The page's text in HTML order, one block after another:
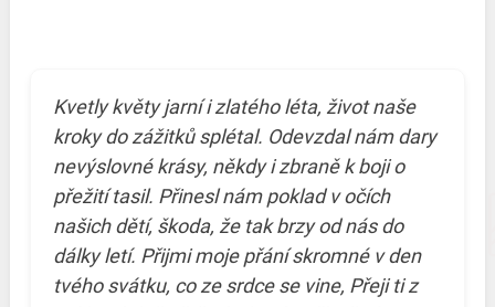
Kvetly květy jarní i zlatého léta, život naše
kroky do zážitků splétal. Odevzdal nám dary
nevýslovné krásy, někdy i zbraně k boji o
přežití tasil. Přinesl nám poklad v očích
našich dětí, škoda, že tak brzy od nás do
dálky letí. Přijmi moje přání skromné v den
tvého svátku, co ze srdce se vine, Přeji ti z